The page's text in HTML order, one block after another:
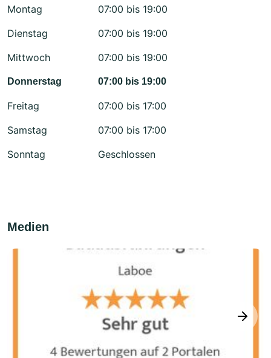
Montag
07:00 bis 19:00
Dienstag
07:00 bis 19:00
Mittwoch
07:00 bis 19:00
Donnerstag 07:00 bis 19:00
Freitag
07:00 bis 17:00
Samstag
07:00 bis 17:00
Sonntag
Geschlossen
Medien
next